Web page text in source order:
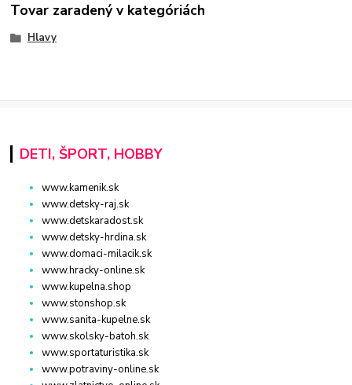
Tovar zaradený v kategóriách
Hlavy
DETI, ŠPORT, HOBBY
www.kamenik.sk
www.detsky-raj.sk
www.detskaradost.sk
www.detsky-hrdina.sk
www.domaci-milacik.sk
www.hracky-online.sk
www.kupelna.shop
www.stonshop.sk
www.sanita-kupelne.sk
www.skolsky-batoh.sk
www.sportaturistika.sk
www.potraviny-online.sk